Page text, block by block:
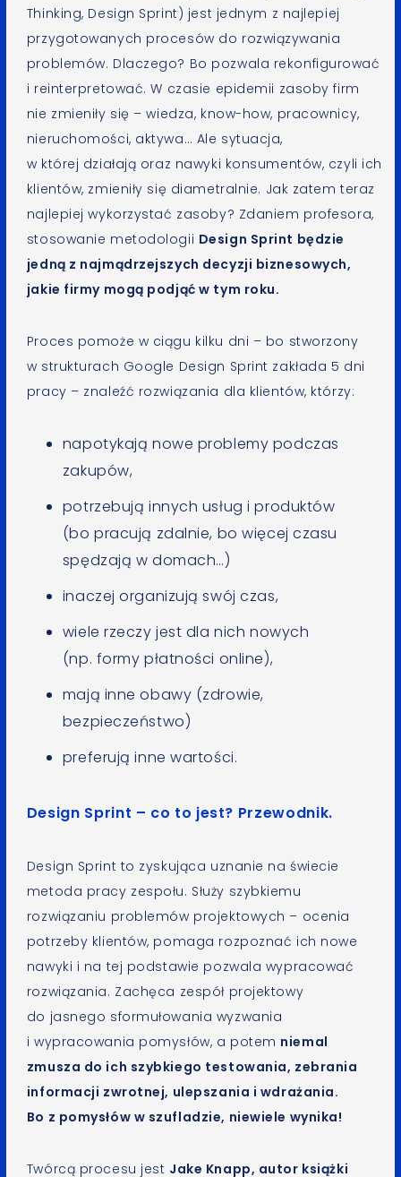
Thinking, Design Sprint) jest jednym z najlepiej
przygotowanych procesów do rozwiązywania
problemów. Dlaczego? Bo pozwala rekonfigurować
i reinterpretować. W czasie epidemii zasoby firm
nie zmieniły się – wiedza, know-how, pracownicy,
nieruchomości, aktywa… Ale sytuacja,
w której działają oraz nawyki konsumentów, czyli ich
klientów, zmieniły się diametralnie. Jak zatem teraz
najlepiej wykorzystać zasoby? Zdaniem profesora,
stosowanie metodologii Design Sprint będzie
jedną z najmądrzejszych decyzji biznesowych,
jakie firmy mogą podjąć w tym roku.
Proces pomoże w ciągu kilku dni – bo stworzony
w strukturach Google Design Sprint zakłada 5 dni
pracy – znaleźć rozwiązania dla klientów, którzy:
napotykają nowe problemy podczas
zakupów,
potrzebują innych usług i produktów
(bo pracują zdalnie, bo więcej czasu
spędzają w domach…)
inaczej organizują swój czas,
wiele rzeczy jest dla nich nowych
(np. formy płatności online),
mają inne obawy (zdrowie,
bezpieczeństwo)
preferują inne wartości.
Design Sprint – co to jest? Przewodnik.
Design Sprint to zyskująca uznanie na świecie
metoda pracy zespołu. Służy szybkiemu
rozwiązaniu problemów projektowych – ocenia
potrzeby klientów, pomaga rozpoznać ich nowe
nawyki i na tej podstawie pozwala wypracować
rozwiązania. Zachęca zespół projektowy
do jasnego sformułowania wyzwania
i wypracowania pomysłów, a potem niemal
zmusza do ich szybkiego testowania, zebrania
informacji zwrotnej, ulepszania i wdrażania.
Bo z pomysłów w szufladzie, niewiele wynika!
Twórcą procesu jest Jake Knapp, autor książki